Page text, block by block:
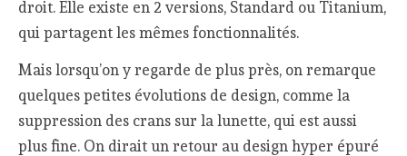
droit. Elle existe en 2 versions, Standard ou Titanium,
qui partagent les mêmes fonctionnalités.
Mais lorsqu’on y regarde de plus près, on remarque
quelques petites évolutions de design, comme la
suppression des crans sur la lunette, qui est aussi
plus fine. On dirait un retour au design hyper épuré